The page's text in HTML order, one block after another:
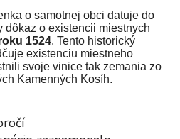
o samotnej obci datuje do
dôkaz o existencii miestnych
1524. Tento historický
existenciu miestneho
svoje vinice tak zemania zo
Kamenných Kosíh.